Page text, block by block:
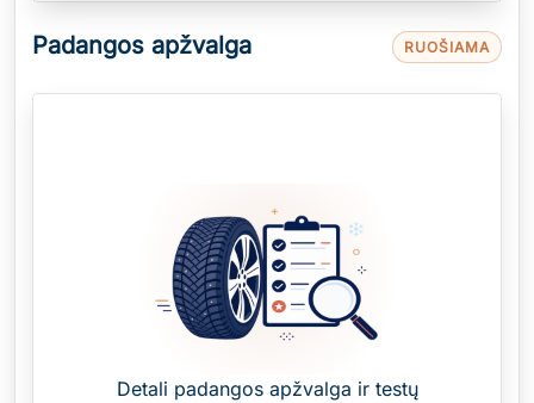
Padangos apžvalga RUOŠIAMA
Detali padangos apžvalga ir testų